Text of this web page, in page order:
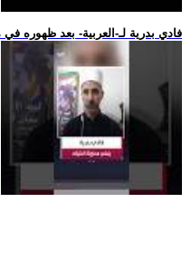
.. فادي بدرية لـ-العربية- بعد ظهوره